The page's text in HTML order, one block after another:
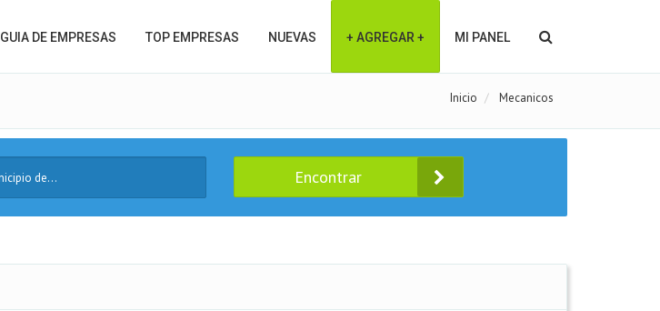
GUIA DE EMPRESAS TOP EMPRESAS NUEVAS + AGREGAR + MI PANEL
Inicio Mecanicos
Encontrar